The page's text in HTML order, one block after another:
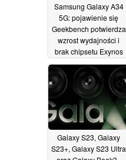
Samsung Galaxy A34
5G: pojawienie się
Geekbench potwierdza
wzrost wydajności i
brak chipsetu Exynos
13/01/2023
Galaxy S23, Galaxy
S23+, Galaxy S23 Ultra